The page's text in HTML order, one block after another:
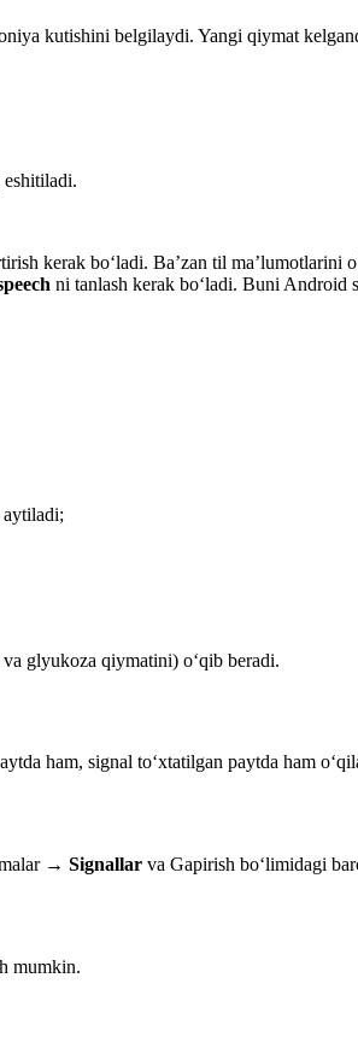
kutishini belgilaydi. Yangi qiymat
eshitiladi.
kerak bo‘ladi. Ba’zan til
ni tanlash kerak bo‘ladi. Buni Android
aytiladi;
glyukoza qiymatini) o‘qib beradi.
ham, signal to‘xtatilgan paytda ham
→ Signallar va Gapirish bo‘limidagi
mumkin.